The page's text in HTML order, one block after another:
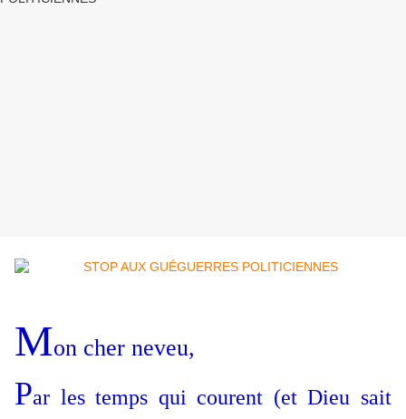
Mon cher neveu,
Par les temps qui courent (et Dieu sait